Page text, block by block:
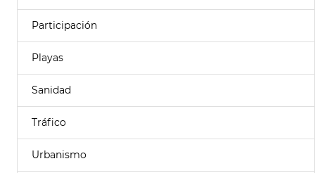
Participación
Playas
Sanidad
Tráfico
Urbanismo